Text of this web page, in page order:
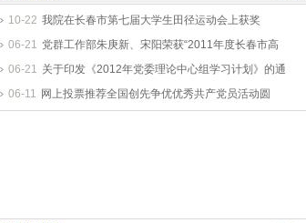
10-22 我院在长春市第七届大学生田径运动会上获奖
06-21 党群工作部朱庚新、宋阳荣获“2011年度长春市高
06-21 关于印发《2012年党委理论中心组学习计划》的通
06-11 网上投票推荐全国创先争优优秀共产党员活动圆